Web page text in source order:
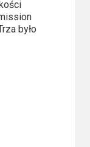
było